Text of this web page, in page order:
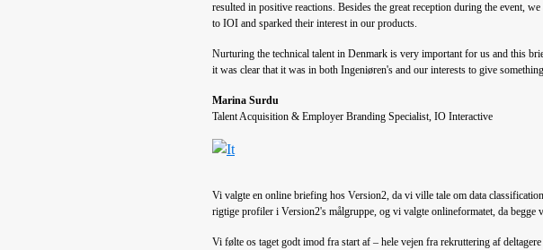
resulted in positive reactions. Besides the great reception during the event,
to IOI and sparked their interest in our products.
Nurturing the technical talent in Denmark is very important for us and this
it was clear that it was in both Ingeniøren's and our interests to give
Marina Surdu
Talent Acquisition & Employer Branding Specialist, IO Interactive
Vi valgte en online briefing hos Version2, da vi ville tale om data
rigtige profiler i Version2's målgruppe, og vi valgte onlineformatet, da
Vi følte os taget godt imod fra start af – hele vejen fra rekruttering af